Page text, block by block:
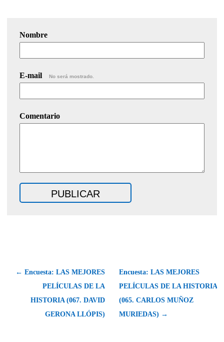
Nombre
E-mail No será mostrado.
Comentario
← Encuesta: LAS MEJORES
PELÍCULAS DE LA
HISTORIA (067. DAVID
GERONA LLÓPIS)
Encuesta: LAS MEJORES
PELÍCULAS DE LA HISTORIA
(065. CARLOS MUÑOZ
MURIEDAS) →